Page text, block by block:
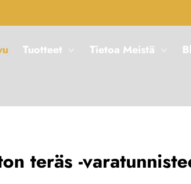
Tuotteet Tietoa Meistä
teräs -